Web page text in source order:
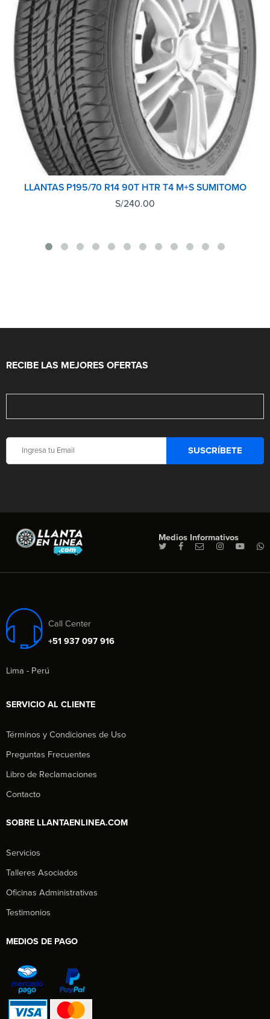
LLANTAS P195/70 R14 90T HTR T4 M+S SUMITOMO
S/240.00
RECIBE LAS MEJORES OFERTAS
Medios Informativos
Call Center
+51 937 097 916
Lima - Perú
SERVICIO AL CLIENTE
Términos y Condiciones de Uso
Preguntas Frecuentes
Libro de Reclamaciones
Contacto
SOBRE LLANTAENLINEA.COM
Servicios
Talleres Asociados
Oficinas Administrativas
Testimonios
MEDIOS DE PAGO